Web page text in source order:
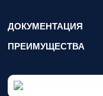
ДОКУМЕНТАЦИЯ
ПРЕИМУЩЕСТВА